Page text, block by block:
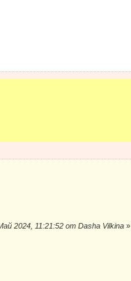
2024, 11:21:52 от Dasha Vilkina»